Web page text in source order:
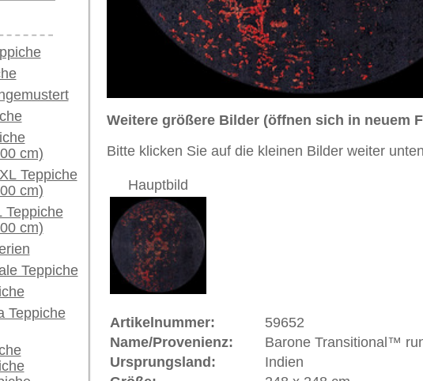
Barone Transitional™ rund
Größe:
Alter:
Musterung:
floral / durchgemustert
Grundfarbe:
Bemerkungen:
Übergangsdesign zwischen Orient und Moderne
Preis (inkl. MwSt.): € 3.500
Voraussichtliche Lieferzeit:
4 - 8 Werktage
in Warenkorb
Teppiche.tv - große moderne Teppiche | neue und antike Orientteppiche -
riesige Auswahl